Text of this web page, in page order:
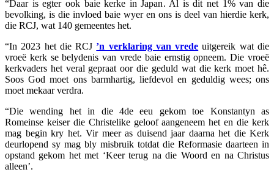
“Daar is egter ook baie kerke in Japan. Al is dit net 1% van die
bevolking, is die invloed baie wyer en ons is deel van hierdie kerk,
die RCJ, wat 140 gemeentes het.
“In 2023 het die RCJ ’n verklaring van vrede uitgereik wat die
vroeë kerk se belydenis van vrede baie ernstig opneem. Die vroeë
kerkvaders het veral gepraat oor die geduld wat die kerk moet hê.
Soos God moet ons barmhartig, liefdevol en geduldig wees; ons
moet mekaar verdra.
“Die wending het in die 4de eeu gekom toe Konstantyn as
Romeinse keiser die Christelike geloof aangeneem het en die kerk
mag begin kry het. Vir meer as duisend jaar daarna het die Kerk
deurlopend sy mag bly misbruik totdat die Reformasie daarteen in
opstand gekom het met ‘Keer terug na die Woord en na Christus
alleen’.